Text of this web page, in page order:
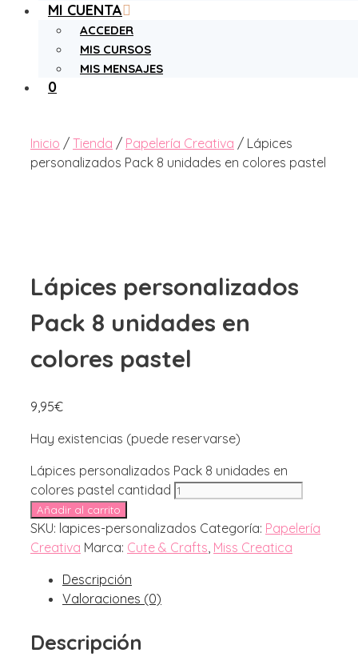
MI CUENTA
ACCEDER
MIS CURSOS
MIS MENSAJES
0
Inicio / Tienda / Papelería Creativa / Lápices
personalizados Pack 8 unidades en colores pastel
Lápices personalizados
Pack 8 unidades en
colores pastel
9,95€
Hay existencias (puede reservarse)
Lápices personalizados Pack 8 unidades en
colores pastel cantidad
Añadir al carrito
SKU: lapices-personalizados Categoría: Papelería
Creativa Marca: Cute & Crafts Miss Creatica
Descripción
Valoraciones (0)
Descripción